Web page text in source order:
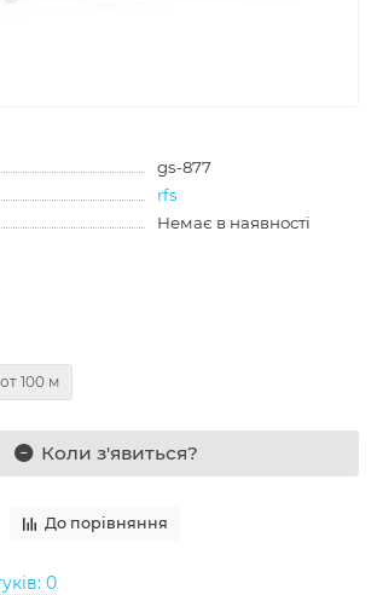
gs-877
rfs
Немає в наявності
100 м
Коли з'явиться?
До порівняння
0